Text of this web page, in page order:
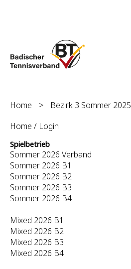
Home > Bezirk 3 Sommer 2025
Home / Login
Spielbetrieb
Sommer 2026 Verband
Sommer 2026 B1
Sommer 2026 B2
Sommer 2026 B3
Sommer 2026 B4
Mixed 2026 B1
Mixed 2026 B2
Mixed 2026 B3
Mixed 2026 B4